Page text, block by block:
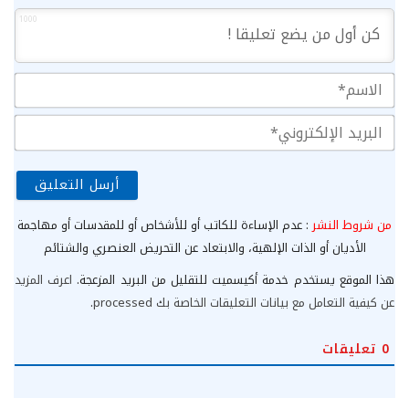
1000
من شروط النشر: عدم الإساءة للكاتب أو للأشخاص أو للمقدسات أو مهاجمة
الأديان أو الذات الإلهية، والابتعاد عن التحريض العنصري والشتائم
هذا الموقع يستخدم خدمة أكيسميت للتقليل من البريد المزعجة. اعرف المزيد
عن كيفية التعامل مع بيانات التعليقات الخاصة بك processed
.
0 تعليقات